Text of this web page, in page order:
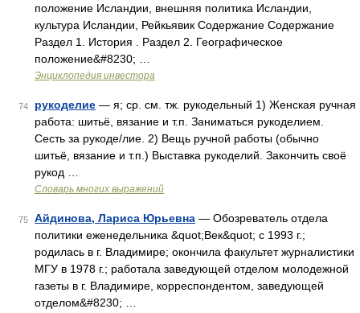
положение Исландии, внешняя политика Исландии,
культура Исландии, Рейкьявик Содержание Содержание
Раздел 1. История . Раздел 2. Географическое
положение&#8230; …
Энциклопедия инвестора
74 рукоделие — я; ср. см. тж. рукодельный 1) Женская ручная
работа: шитьё, вязание и т.п. Заниматься рукоделием.
Сесть за рукоде/лие. 2) Вещь ручной работы (обычно
шитьё, вязание и т.п.) Выставка рукоделий. Закончить своё
рукод …
Словарь многих выражений
75 Айдинова, Лариса Юрьевна — Обозреватель отдела
политики еженедельника &quot;Век&quot; с 1993 г.;
родилась в г. Владимире; окончила факультет журналистики
МГУ в 1978 г.; работала заведующей отделом молодежной
газеты в г. Владимире, корреспондентом, заведующей
отделом&#8230; …